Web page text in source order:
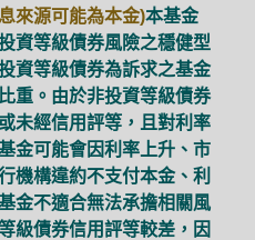
來源可能為本金)本基金
資等級債券風險之穩健型
資等級債券為訴求之基金
重。由於非投資等級債券
未經信用評等，且對利率
金可能會因利率上升、市
機構違約不支付本金、利
金不適合無法承擔相關風
級債券信用評等較差，因